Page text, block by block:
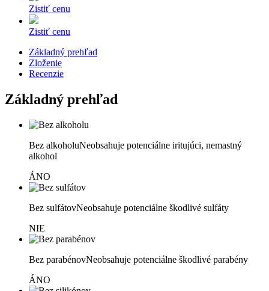
Zistiť cenu
Zistiť cenu
Základný prehľad
Zloženie
Recenzie
Základný prehľad
Bez alkoholuNeobsahuje potenciálne iritujúci, nemastný
alkohol
ÁNO
Bez sulfátovNeobsahuje potenciálne škodlivé sulfáty
NIE
Bez parabénovNeobsahuje potenciálne škodlivé parabény
ÁNO